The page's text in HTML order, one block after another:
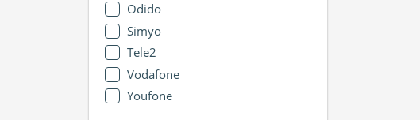
Odido
Simyo
Tele2
Vodafone
Youfone